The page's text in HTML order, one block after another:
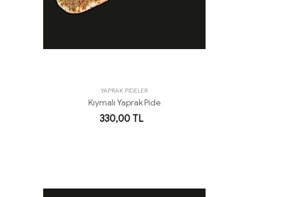
YAPRAK PİDELER
Kıymalı Yaprak Pide
330,00 TL